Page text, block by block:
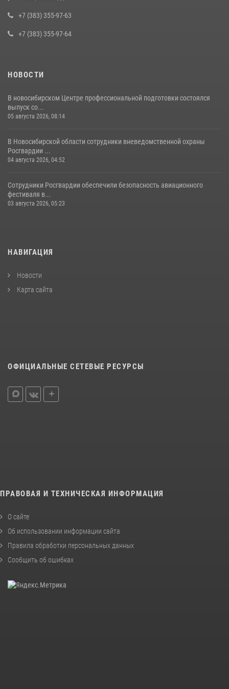
13 июля 2026, 05:38
+7 (383) 355-97-63
+7 (383) 355-97-64
НОВОСТИ
В новосибирском Центре профессиональной подготовки состоялся
выпуск со...
05 августа 2026, 08:14
В Новосибирской области сотрудники вневедомственной охраны
Росгвардии ...
04 августа 2026, 04:52
Сотрудники Росгвардии обеспечили безопасность авиационного
фестиваля в...
03 августа 2026, 05:23
НАВИГАЦИЯ
Новости
Карта сайта
ОФИЦИАЛЬНЫЕ СЕТЕВЫЕ РЕСУРСЫ
ПРАВОВАЯ И ТЕХНИЧЕСКАЯ ИНФОРМАЦИЯ
О сайте
Об использовании информации сайта
Правила обработки персональных данных
Сообщить об ошибках